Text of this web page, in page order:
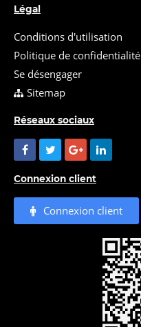
Légal
Conditions d'utilisation
Politique de confidentialité
Se désengager
Sitemap
Réseaux sociaux
Connexion client
Connexion client